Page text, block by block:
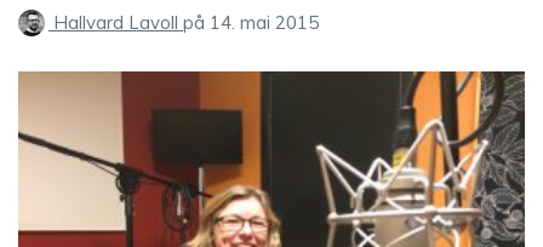
Hallvard Lavoll på 14. mai 2015